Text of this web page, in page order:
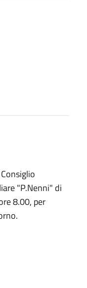
"P.Nenni" di
8.00, per